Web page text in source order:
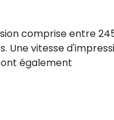
comprise entre
Une vitesse
également